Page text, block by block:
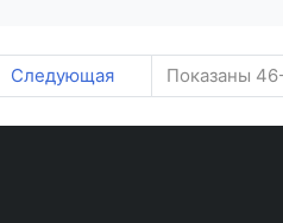
Следующая Показаны